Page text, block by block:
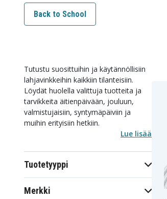
Back to School
Tutustu suosittuihin ja käytännöllisiin
lahjavinkkeihin kaikkiin tilanteisiin.
Löydät huolella valittuja tuotteita ja
tarvikkeita äitienpäivään, jouluun,
valmistujaisiin, syntymäpäiviin ja
muihin erityisiin hetkiin.
Lue lisää
Tuotetyyppi
Merkki